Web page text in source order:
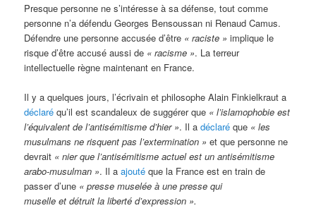
Presque personne ne s’intéresse à sa défense, tout comme
personne n’a défendu Georges Bensoussan ni Renaud Camus.
Défendre une personne accusée d’être « raciste » implique le
risque d’être accusé aussi de « racisme ». La terreur
intellectuelle règne maintenant en France.
Il y a quelques jours, l’écrivain et philosophe Alain Finkielkraut a
déclaré qu’il est scandaleux de suggérer que « l’islamophobie est
l’équivalent de l’antisémitisme d’hier ». Il adéclaré que « les
musulmans ne risquent pas l’extermination » et que personne ne
devrait « nier que l’antisémitisme actuel est un antisémitisme
arabo-musulman ». Il aajouté que la France est en train de
passer d’une « presse muselée à une presse qui
muselle et détruit la liberté d’expression ».